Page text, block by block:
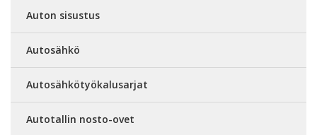
Auton sisustus
Autosähkö
Autosähkötyökalusarjat
Autotallin nosto-ovet